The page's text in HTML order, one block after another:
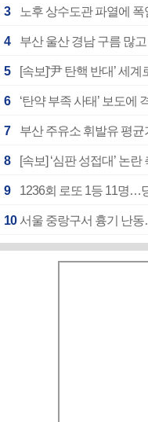
3 노후 상수도관 파열에
4
5 [속보]‘尹 탄핵 반대’ 세
6
7 부산 주유소 휘발유 평
8
9 1236회 로또 1등 11명…
10 서울 중랑구서 흉기 난